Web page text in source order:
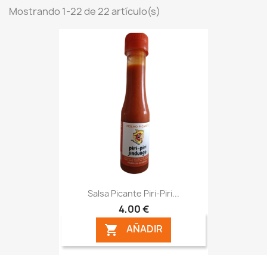
Mostrando 1-22 de 22 artículo(s)
Salsa Picante Piri-Piri...
4,00 €
 AÑADIR